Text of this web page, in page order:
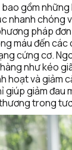
gồm
nhanh chóng
pháp
máu đến các
cứng cơ.
như kéo
hoạt và giảm
giúp giảm đau
trong